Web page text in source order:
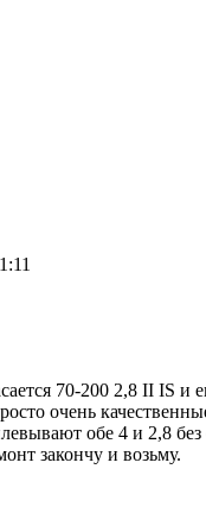
70-200 2,8 II IS и
очень
обе 4 и 2,8 без
закончу и возьму.